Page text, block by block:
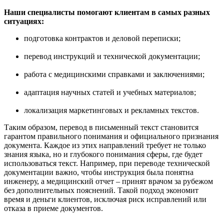
Наши специалисты помогают клиентам в самых разных
ситуациях:
подготовка контрактов и деловой переписки;
перевод инструкций и технической документации;
работа с медицинскими справками и заключениями;
адаптация научных статей и учебных материалов;
локализация маркетинговых и рекламных текстов.
Таким образом, перевод в письменный текст становится
гарантом правильного понимания и официального признания
документа. Каждое из этих направлений требует не только
знания языка, но и глубокого понимания сферы, где будет
использоваться текст. Например, при переводе технической
документации важно, чтобы инструкция была понятна
инженеру, а медицинский отчет – принят врачом за рубежом
без дополнительных пояснений. Такой подход экономит
время и деньги клиентов, исключая риск исправлений или
отказа в приеме документов.